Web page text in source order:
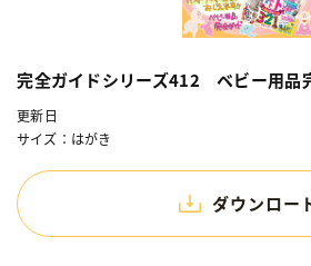
完全ガイドシリーズ412 ベビー用品
更新日
サイズ：はがき
ダウンロー